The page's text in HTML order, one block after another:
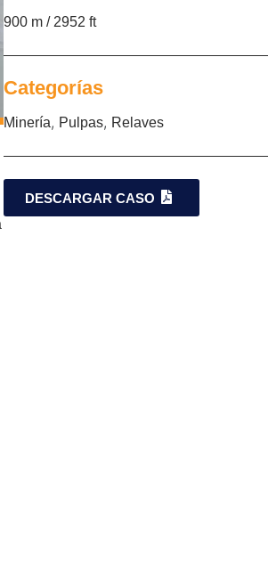
900 m / 2952 ft
Categorías
Minería, Pulpas, Relaves
DESCARGAR CASO